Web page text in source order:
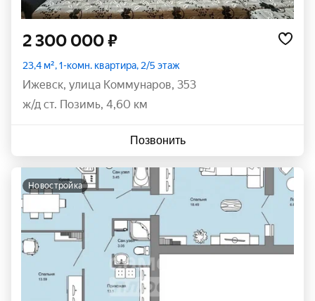
2 300 000 ₽
23,4 м², 1-комн. квартира, 2/5 этаж
Ижевск, улица Коммунаров, 353
ж/д ст. Позимь, 4,60 км
Позвонить
новостройка